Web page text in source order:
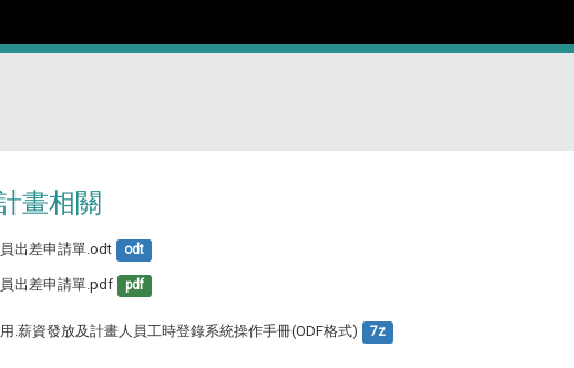
畫相關
出差申請單.odt odt
出差申請單.pdf pdf
.薪資發放及計畫人員工時登錄系統操作手冊(ODF格式) 7z